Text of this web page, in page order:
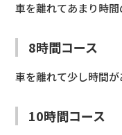
車を離れてあまり時
8時間コース
車を離れて少し時間
10時間コース